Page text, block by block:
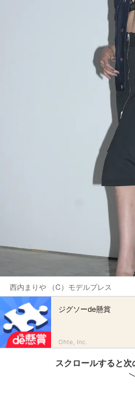
西内まりや （C）モデルプレス
ジグソーde懸賞
Ohte, Inc.
スクロールすると